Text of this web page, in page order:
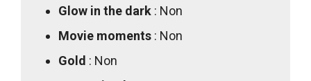
Glow in the dark : Non
Movie moments : Non
Gold : Non